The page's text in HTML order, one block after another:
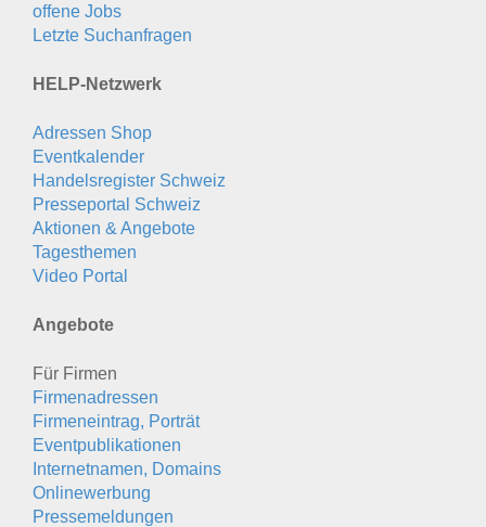
offene Jobs
Letzte Suchanfragen
HELP-Netzwerk
Adressen Shop
Eventkalender
Handelsregister Schweiz
Presseportal Schweiz
Aktionen & Angebote
Tagesthemen
Video Portal
Angebote
Für Firmen
Firmenadressen
Firmeneintrag, Porträt
Eventpublikationen
Internetnamen, Domains
Onlinewerbung
Pressemeldungen